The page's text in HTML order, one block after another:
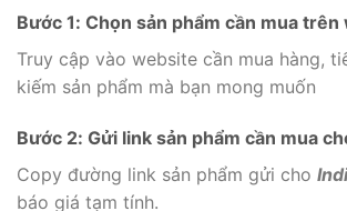
Bước 1: Chọn sản phẩm cần mua trên
Truy cập vào website cần mua hàng,
kiếm sản phẩm mà bạn mong muốn
Bước 2: Gửi link sản phẩm cần mua
Copy đường link sản phẩm gửi cho
báo giá tạm tính.